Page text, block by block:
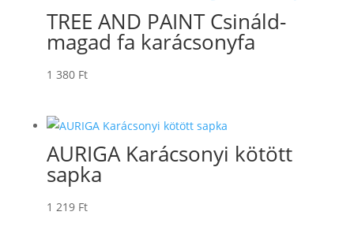
TREE AND PAINT Csináld-
magad fa karácsonyfa
1 380 Ft
AURIGA Karácsonyi kötött
sapka
1 219 Ft